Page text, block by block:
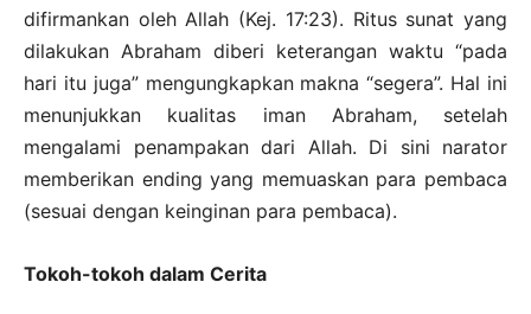
difirmankan oleh Allah (Kej. 17:23). Ritus sunat yang
dilakukan Abraham diberi keterangan waktu “pada
hari itu juga” mengungkapkan makna “segera”. Hal ini
menunjukkan kualitas iman Abraham, setelah
mengalami penampakan dari Allah. Di sini narator
memberikan ending yang memuaskan para pembaca
(sesuai dengan keinginan para pembaca).
Tokoh-tokoh dalam Cerita